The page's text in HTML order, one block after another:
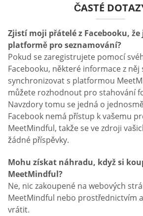
ČASTÉ
Zjistí moji přátelé z Facebooku,
platformě pro seznamování?
Pokud se zaregistrujete pomocí
Facebooku, některé informace z něj
synchronizovat s platformou
můžete rozhodnout pro stahování
Navzdory tomu se jedná o
Facebook nemá přístup k vašemu
MeetMindful, takže se ve zdroji
žádné příspěvky.
Mohu získat náhradu, když si
MeetMindful?
Ne, nic zakoupené na webových
MeetMindful nebo prostřednictvím
vrátit.